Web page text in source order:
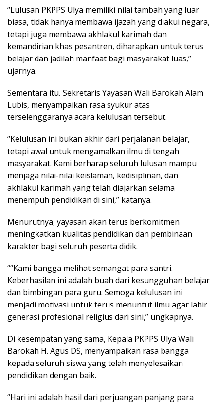
“Lulusan PKPPS Ulya memiliki nilai tambah yang luar
biasa, tidak hanya membawa ijazah yang diakui negara,
tetapi juga membawa akhlakul karimah dan
kemandirian khas pesantren, diharapkan untuk terus
belajar dan jadilah manfaat bagi masyarakat luas,”
ujarnya.
Sementara itu, Sekretaris Yayasan Wali Barokah Alam
Lubis, menyampaikan rasa syukur atas
terselenggaranya acara kelulusan tersebut.
“Kelulusan ini bukan akhir dari perjalanan belajar,
tetapi awal untuk mengamalkan ilmu di tengah
masyarakat. Kami berharap seluruh lulusan mampu
menjaga nilai-nilai keislaman, kedisiplinan, dan
akhlakul karimah yang telah diajarkan selama
menempuh pendidikan di sini,” katanya.
Menurutnya, yayasan akan terus berkomitmen
meningkatkan kualitas pendidikan dan pembinaan
karakter bagi seluruh peserta didik.
““Kami bangga melihat semangat para santri.
Keberhasilan ini adalah buah dari kesungguhan belajar
dan bimbingan para guru. Semoga kelulusan ini
menjadi motivasi untuk terus menuntut ilmu agar lahir
generasi profesional religius dari sini,” ungkapnya.
Di kesempatan yang sama, Kepala PKPPS Ulya Wali
Barokah H. Agus DS, menyampaikan rasa bangga
kepada seluruh siswa yang telah menyelesaikan
pendidikan dengan baik.
“Hari ini adalah hasil dari perjuangan panjang para